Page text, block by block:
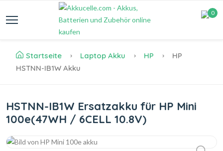
0
Startseite Laptop Akku HP
HP
HSTNN-IB1W Akku
HSTNN-IB1W Ersatzakku für HP Mini
100e(47WH / 6CELL 10.8V)